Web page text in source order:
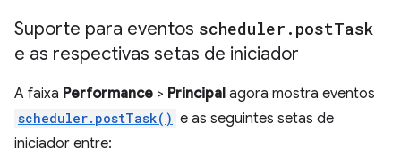
Suporte para eventos scheduler . postTask
e as respectivas setas de iniciador
A faixa Performance > Principal agora mostra eventos
scheduler.postTask() e as seguintes setas de
iniciador entre: